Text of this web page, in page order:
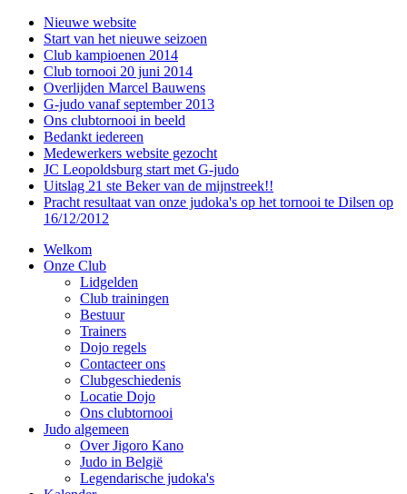
Nieuwe website
Start van het nieuwe seizoen
Club kampioenen 2014
Club tornooi 20 juni 2014
Overlijden Marcel Bauwens
G-judo vanaf september 2013
Ons clubtornooi in beeld
Bedankt iedereen
Medewerkers website gezocht
JC Leopoldsburg start met G-judo
Uitslag 21 ste Beker van de mijnstreek!!
Pracht resultaat van onze judoka's op het tornooi te Dilsen op
16/12/2012
Welkom
Onze Club
Lidgelden
Club trainingen
Bestuur
Trainers
Dojo regels
Contacteer ons
Clubgeschiedenis
Locatie Dojo
Ons clubtornooi
Judo algemeen
Over Jigoro Kano
Judo in België
Legendarische judoka's